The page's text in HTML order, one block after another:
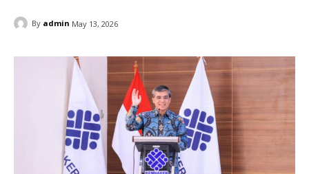
By admin May 13, 2026